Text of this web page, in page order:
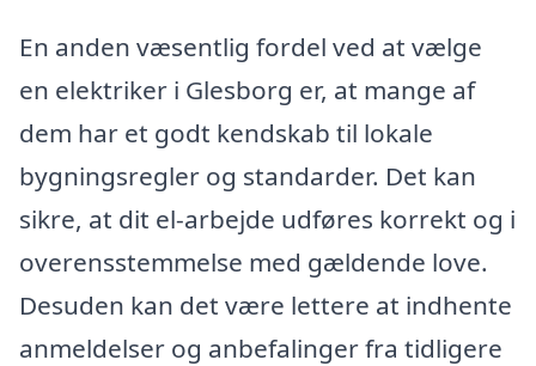
En anden væsentlig fordel ved at vælge
en elektriker i Glesborg er, at mange af
dem har et godt kendskab til lokale
bygningsregler og standarder. Det kan
sikre, at dit el-arbejde udføres korrekt og i
overensstemmelse med gældende love.
Desuden kan det være lettere at indhente
anmeldelser og anbefalinger fra tidligere